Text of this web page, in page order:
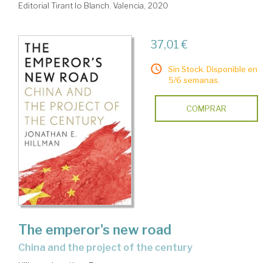
Editorial Tirant lo Blanch. Valencia, 2020
37,01 €
Sin Stock. Disponible en
5/6 semanas.
COMPRAR
The emperor's new road
China and the project of the century